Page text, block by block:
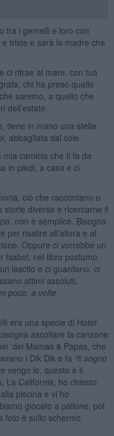
tra i gemelli e loro con
e triste e sarà la madre che
ci ritrae al mare, con tua
chi ha preso quello
saremo, a quello che
dell’estate.
tiene in mano una stella
abbagliata dal sole.
camicia che ti fa da
in piedi, a casa e ci
ciò che raccontano o
storie diverse e ricercarne il
non è semplice. Bisogna
per risalire all’allora e al
Oppure ci vorrebbe un
Isabel, nel libro postumo.
lascito e ci guardano, ci
attimi assoluti,
poco, a volte
era una specie di Hotel
ascoltare la canzone
’dei Mamas & Papas, che
i Dik Dik e fa “ti sogno
vengo io, questo è il
La California, ho chiesto
piscina e vi ho
giocato a pallone, poi
foto è sullo schermo